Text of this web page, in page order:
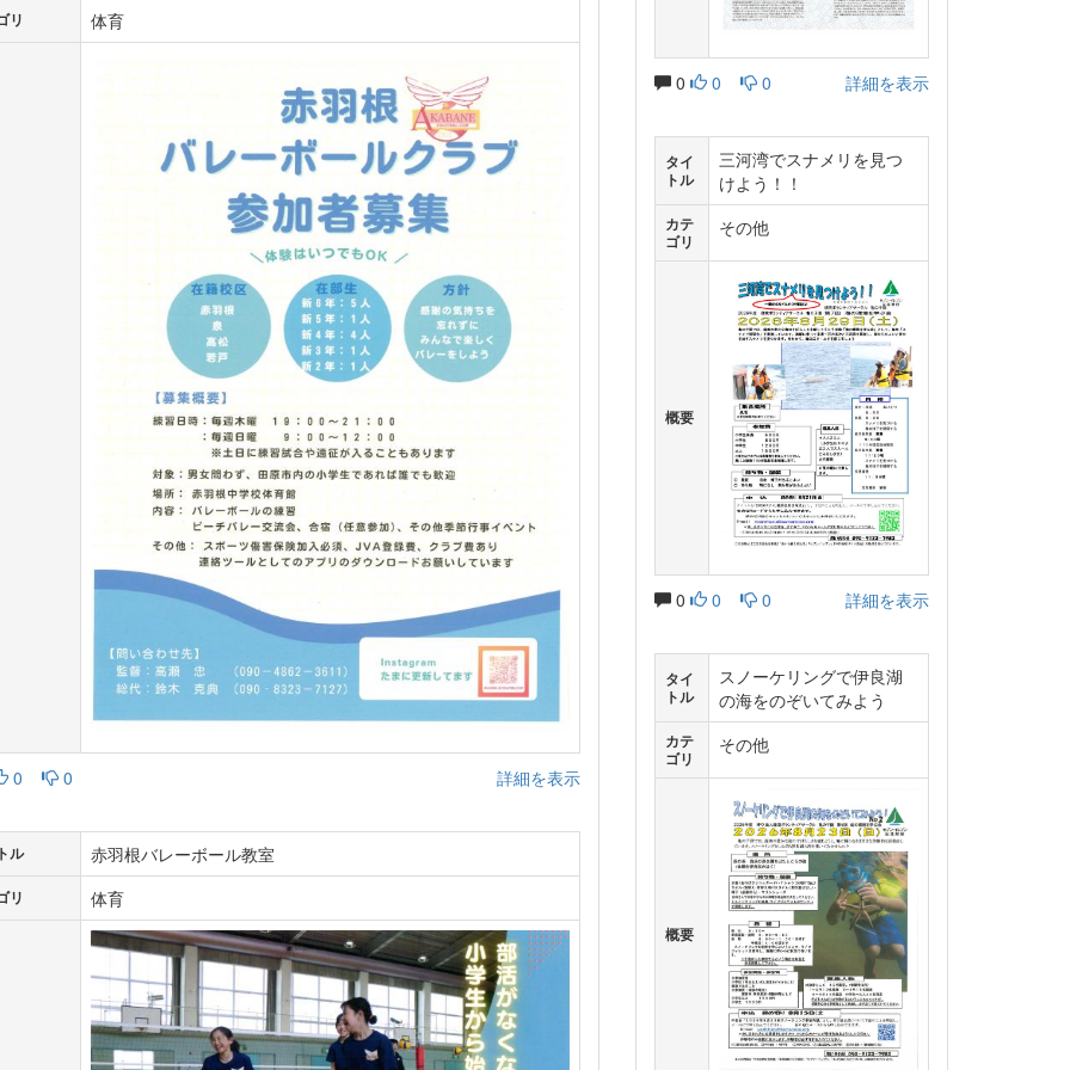
リ 体育
0 0 詳細を表示
ル 赤羽根バレーボール教室
リ 体育
0 0 0 詳細を表示
タイ
トル
三河湾でスナメリを見つ
けよう！！
カテ
ゴリ
その他
概要
0 0 0 詳細を表示
タイ
トル
スノーケリングで伊良湖
の海をのぞいてみよう
カテ
ゴリ
その他
概要